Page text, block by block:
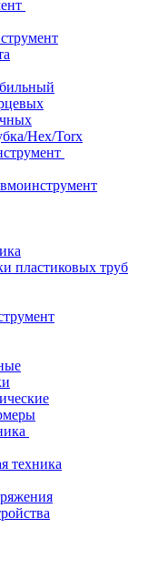
Hex/Torx
пластиковых труб
техника